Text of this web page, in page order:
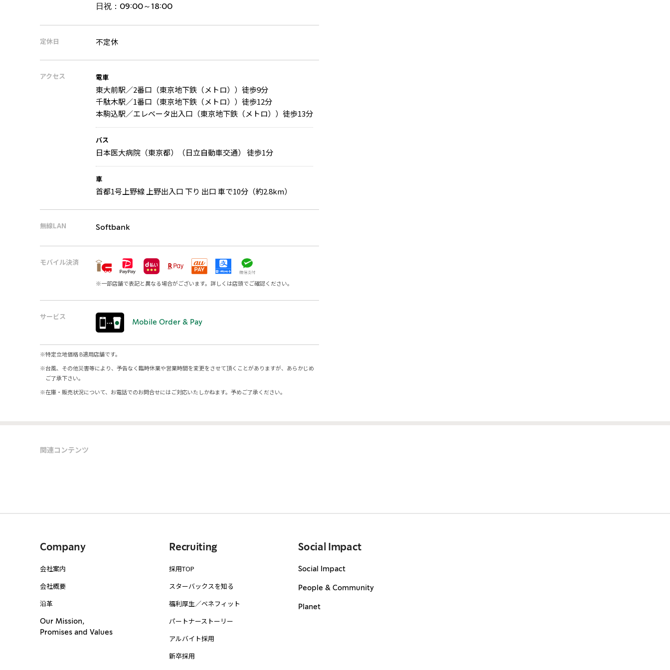
日祝： 09:00～18:00
定休日 不定休
アクセス 電車
東大前駅／2番口（東京地下鉄（メトロ））徒歩9分
千駄木駅／1番口（東京地下鉄（メトロ））徒歩12分
本駒込駅／エレベータ出入口（東京地下鉄（メトロ））徒歩13分
バス
日本医大病院（東京都）（日立自動車交通） 徒歩1分
車
首都1号上野線 上野出入口 下り 出口 車で10分（約2.8km）
無線LAN Softbank
モバイル決済
※一部店舗で表記と異なる場合がございます。詳しくは店頭でご確認ください。
サービス
Mobile Order & Pay
※特定立地価格 B適用店舗です。
※台風、その他災害等により、予告なく臨時休業や営業時間を変更をさせて頂くことがありますが、あらかじめ
ご了承下さい。
※在庫・販売状況について、お電話でのお問合せにはご対応いたしかねます。予めご了承ください。
関連コンテンツ
Company
会社案内
会社概要
沿革
Our Mission,
Promises and Values
Recruiting
採用TOP
スターバックスを知る
福利厚生／ベネフィット
パートナーストーリー
アルバイト採用
新卒採用
Social Impact
Social Impact
People & Community
Planet